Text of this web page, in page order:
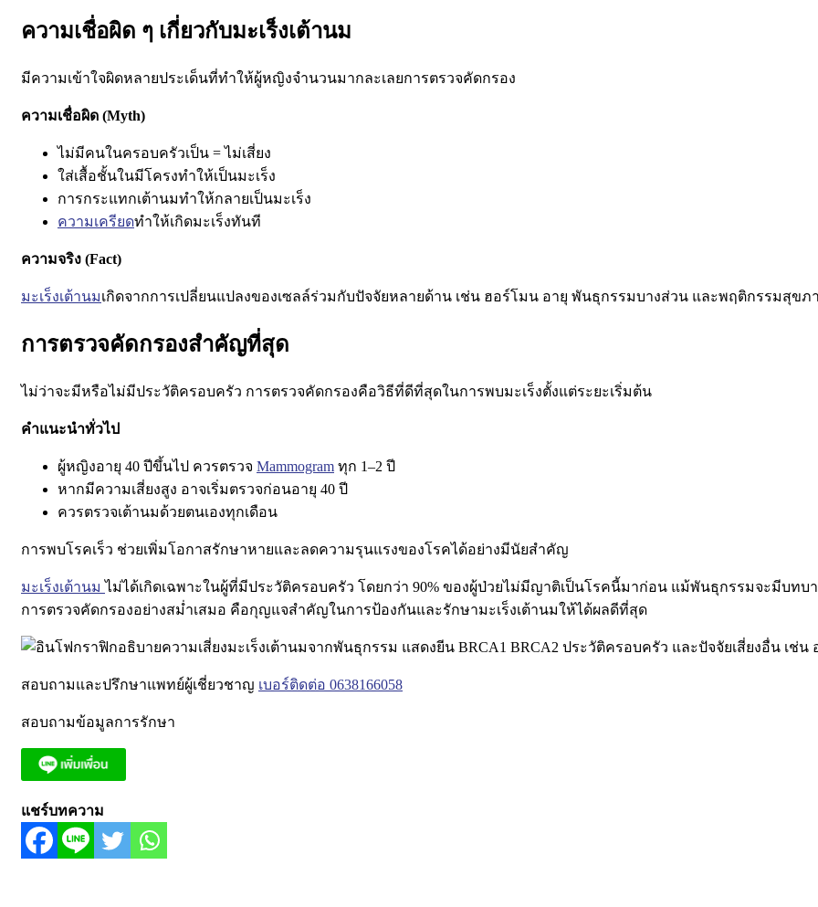
ความเชื่อผิด ๆ เกี่ยวกับมะเร็งเต้านม
มีความเข้าใจผิดหลายประเด็นที่ทำให้ผู้หญิงจำนวนมากละเลยการตรวจคัดกรอง
ความเชื่อผิด (Myth)
ไม่มีคนในครอบครัวเป็น = ไม่เสี่ยง
ใส่เสื้อชั้นในมีโครงทำให้เป็นมะเร็ง
การกระแทกเต้านมทำให้กลายเป็นมะเร็ง
ความเครียดทำให้เกิดมะเร็งทันที
ความจริง (Fact)
มะเร็งเต้านมเกิดจากการเปลี่ยนแปลงของเซลล์ร่วมกับปัจจัยหลายด้าน เช่น ฮอร์โมน อายุ พันธุกรรมบางส่วน และพฤติกรรมสุขภ
การตรวจคัดกรองสำคัญที่สุด
ไม่ว่าจะมีหรือไม่มีประวัติครอบครัว การตรวจคัดกรองคือวิธีที่ดีที่สุดในการพบมะเร็งตั้งแต่ระยะเริ่มต้น
คำแนะนำทั่วไป
ผู้หญิงอายุ 40 ปีขึ้นไป ควรตรวจ Mammogram ทุก 1–2 ปี
หากมีความเสี่ยงสูง อาจเริ่มตรวจก่อนอายุ 40 ปี
ควรตรวจเต้านมด้วยตนเองทุกเดือน
การพบโรคเร็ว ช่วยเพิ่มโอกาสรักษาหายและลดความรุนแรงของโรคได้อย่างมีนัยสำคัญ
มะเร็งเต้านมไม่ได้เกิดเฉพาะในผู้ที่มีประวัติครอบครัว โดยกว่า 90% ของผู้ป่วยไม่มีญาติเป็นโรคนี้มาก่อน แม้พันธุกรรมจะมีบท
การตรวจคัดกรองอย่างสม่ำเสมอ คือกุญแจสำคัญในการป้องกันและรักษามะเร็งเต้านมให้ได้ผลดีที่สุด
สอบถามและปรึกษาแพทย์ผู้เชี่ยวชาญ เบอร์ติดต่อ 0638166058
สอบถามข้อมูลการรักษา
แชร์บทความ